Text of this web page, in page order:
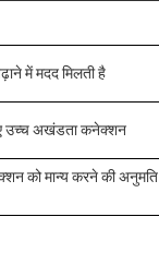
में मदद मिलती है
उच्च अखंडता कनेक्शन
को मान्य करने की अनुमति